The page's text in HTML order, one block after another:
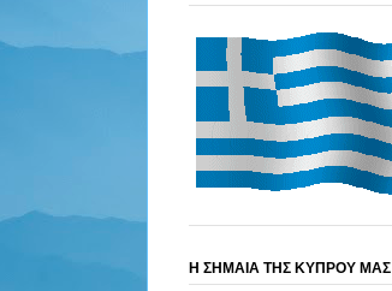
Η ΣΗΜΑΙΑ ΤΗΣ ΚΥΠΡΟΥ ΜΑΣ